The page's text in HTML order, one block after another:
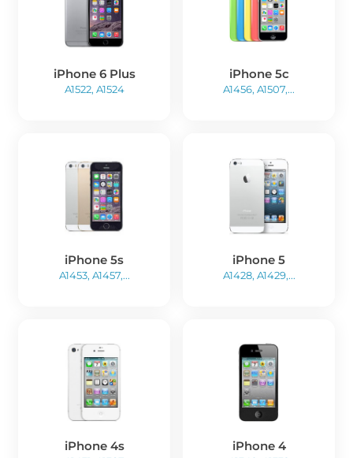
iPhone 6 Plus
A1522, A1524
iPhone 5c
A1456, A1507,...
iPhone 5s
A1453, A1457,...
iPhone 5
A1428, A1429,...
iPhone 4s iPhone 4